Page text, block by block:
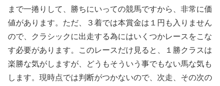
まで一捲りして、勝ちにいっての競馬ですから、非常に価
値があります。ただ、３着では本賞金は１円も入りません
ので、クラシックに出走する為にはいくつかレースをこな
す必要があります。このレースだけ見ると、１勝クラスは
楽勝な気がしますが、どうもそういう事でもない馬な気も
します。現時点では判断がつかないので、次走、その次の